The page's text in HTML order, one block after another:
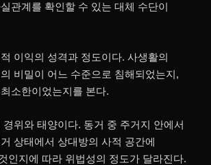
관계를 확인할 수 있는 대체 수단이
이익의 성격과 정도이다. 사생활의
비밀이 어느 수준으로 침해되었는지,
소한이었는지를 본다.
위와 태양이다. 동거 중 주거지 안에서
상태에서 상대방의 사적 공간에
인지에 따라 위법성의 정도가 달라진다.